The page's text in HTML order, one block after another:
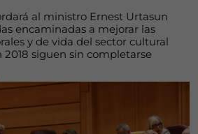
al ministro Ernest Urtasun
encaminadas a mejorar las
y de vida del sector cultural
2018 siguen sin completarse